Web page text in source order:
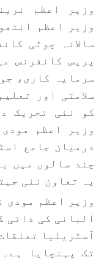
وزیر اعظم
وزیر اعظم
سالانہ چوٹی
پریس کانفرنس
سرمایہ کاری،
سلامتی اور
کو نئی تحریک
وزیر اعظم
درمیان جامع
چند سالوں میں
یہ تعاون نئی
وزیر اعظم مودی
البانی کی ذاتی
آسٹریلیا
تک پہنچایا